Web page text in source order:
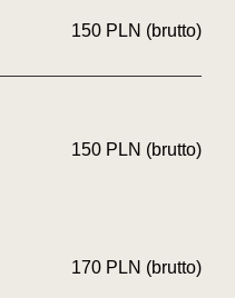
150 PLN (brutto)
150 PLN (brutto)
170 PLN (brutto)